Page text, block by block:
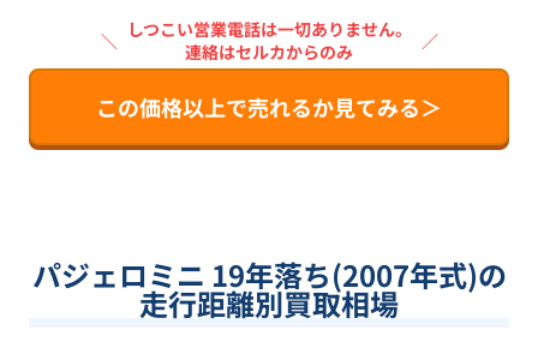
＼ しつこい営業電話は一切ありません。
連絡はセルカからのみ
／
この価格以上で売れるか見てみる＞
パジェロミニ 19年落ち(2007年式)の
走行距離別買取相場